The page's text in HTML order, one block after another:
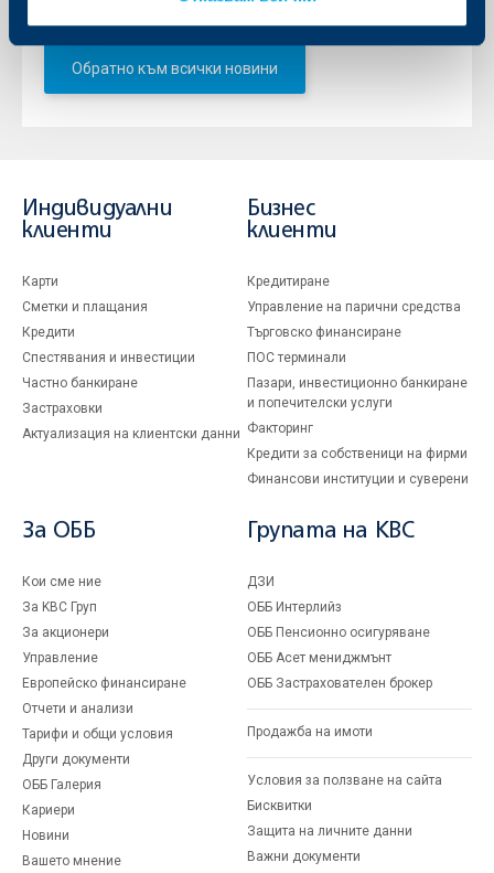
Обратно към всички новини
Индивидуални
клиенти
Карти
Сметки и плащания
Кредити
Спестявания и инвестиции
Частно банкиране
Застраховки
Актуализация на клиентски данни
Бизнес
клиенти
Кредитиране
Управление на парични средства
Търговско финансиране
ПОС терминали
Пазари, инвестиционно банкиране
и попечителски услуги
Факторинг
Кредити за собственици на фирми
Финансови институции и суверени
За ОББ
Кои сме ние
За KBC Груп
За акционери
Управление
Европейско финансиране
Отчети и анализи
Тарифи и общи условия
Други документи
ОББ Галерия
Кариери
Новини
Вашето мнение
Групата на KBC
ДЗИ
ОББ Интерлийз
ОББ Пенсионно осигуряване
ОББ Асет мениджмънт
ОББ Застрахователен брокер
Продажба на имоти
Условия за ползване на сайта
Бисквитки
Защита на личните данни
Важни документи